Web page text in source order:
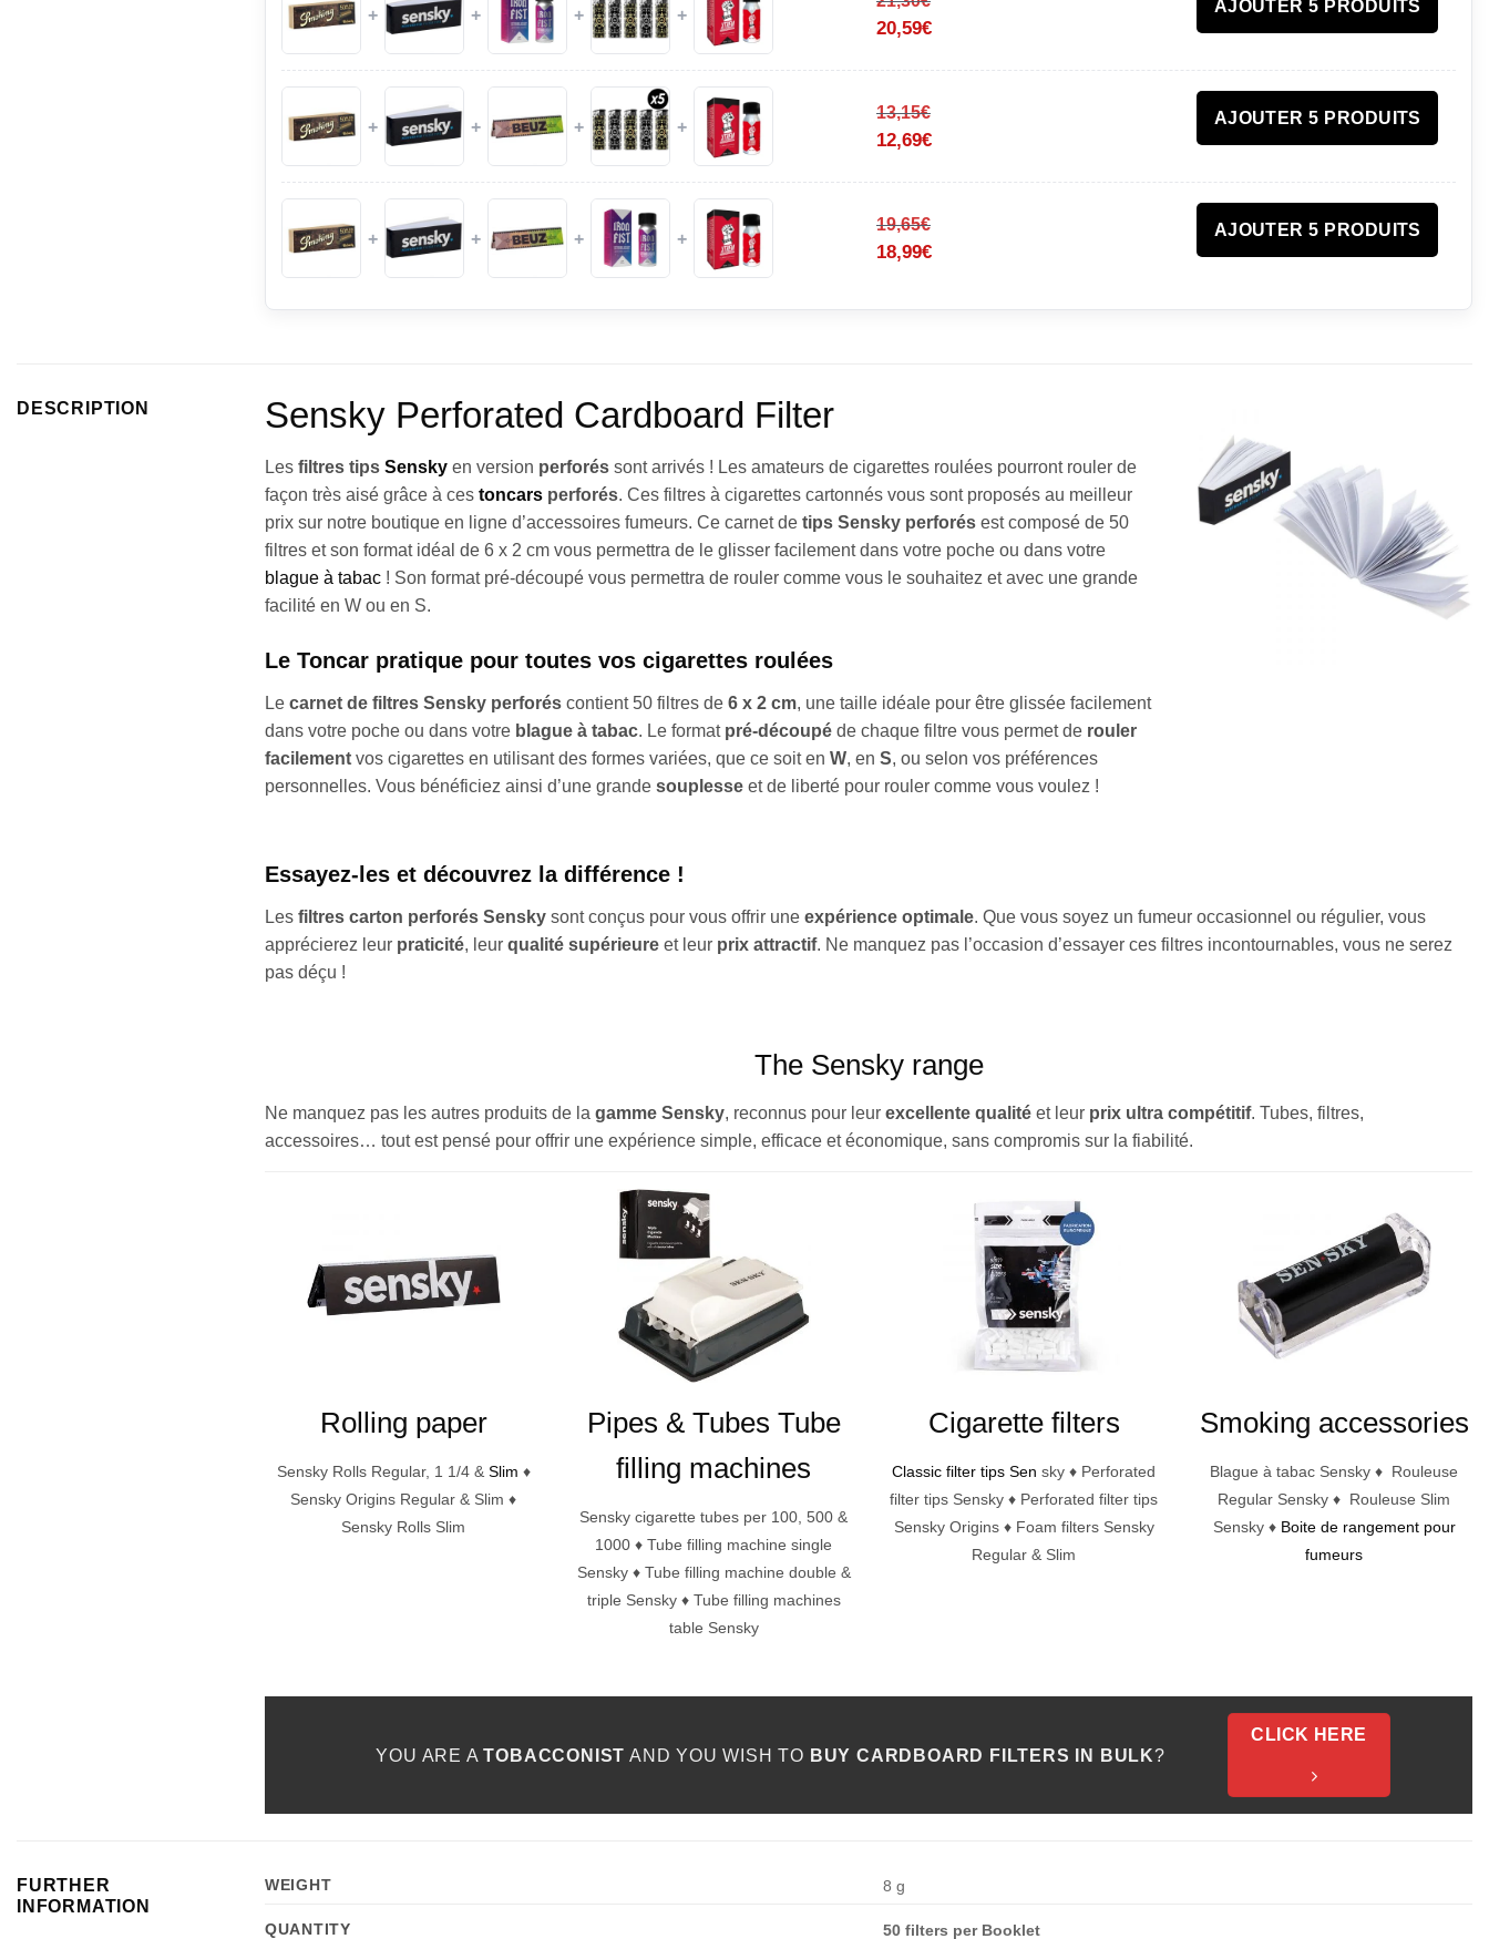
+ + + +
20,59€
AJOUTER 5 PRODUITS
+ + + +
13,15€
12,69€
AJOUTER 5 PRODUITS
+ + + +
19,65€
18,99€
AJOUTER 5 PRODUITS
DESCRIPTION Sensky Perforated Cardboard Filter
Les filtres tips Sensky en version perforés sont arrivés ! Les amateurs de cigarettes roulées pourront rouler de
façon très aisé grâce à ces toncars perforés. Ces filtres à cigarettes cartonnés vous sont proposés au meilleur
prix sur notre boutique en ligne d’accessoires fumeurs. Ce carnet de tips Sensky perforés est composé de 50
filtres et son format idéal de 6 x 2 cm vous permettra de le glisser facilement dans votre poche ou dans votre
blague à tabac ! Son format pré-découpé vous permettra de rouler comme vous le souhaitez et avec une grande
facilité en W ou en S.
Le Toncar pratique pour toutes vos cigarettes roulées
Le carnet de filtres Sensky perforés contient 50 filtres de 6 x 2 cm, une taille idéale pour être glissée facilement
dans votre poche ou dans votre blague à tabac. Le format pré-découpé de chaque filtre vous permet de rouler
facilement vos cigarettes en utilisant des formes variées, que ce soit en W, en S, ou selon vos préférences
personnelles. Vous bénéficiez ainsi d’une grande souplesse et de liberté pour rouler comme vous voulez !
Essayez-les et découvrez la différence !
Les filtres carton perforés Sensky sont conçus pour vous offrir une expérience optimale. Que vous soyez un fumeur occasionnel ou régulier, vous
apprécierez leur praticité, leur qualité supérieure et leur prix attractif. Ne manquez pas l’occasion d’essayer ces filtres incontournables, vous ne serez
pas déçu !
The Sensky range
Ne manquez pas les autres produits de la gamme Sensky, reconnus pour leur excellente qualité et leur prix ultra compétitif. Tubes, filtres,
accessoires… tout est pensé pour offrir une expérience simple, efficace et économique, sans compromis sur la fiabilité.
Rolling paper
Sensky Rolls Regular, 1 1/4 & Slim ♦
Sensky Origins Regular & Slim ♦
Sensky Rolls Slim
Pipes & Tubes Tube
filling machines
Sensky cigarette tubes per 100, 500 &
1000 ♦ Tube filling machine single
Sensky ♦ Tube filling machine double &
triple Sensky ♦ Tube filling machines
table Sensky
Cigarette filters
Classic filter tips Sen sky ♦ Perforated
filter tips Sensky ♦ Perforated filter tips
Sensky Origins ♦ Foam filters Sensky
Regular & Slim
Smoking accessories
Blague à tabac Sensky ♦ Rouleuse
Regular Sensky ♦ Rouleuse Slim
Sensky ♦ Boite de rangement pour
fumeurs
YOU ARE ATOBACCONIST AND YOU WISH TO BUY CARDBOARD FILTERS IN BULK?
CLICK HERE
FURTHER
INFORMATION
WEIGHT 8 g
QUANTITY 50 filters per Booklet